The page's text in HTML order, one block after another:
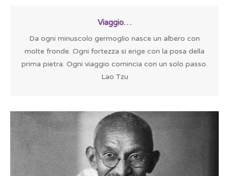
Viaggio…
Da ogni minuscolo germoglio nasce un albero con
molte fronde. Ogni fortezza si erige con la posa della
prima pietra. Ogni viaggio comincia con un solo passo.
Lao Tzu